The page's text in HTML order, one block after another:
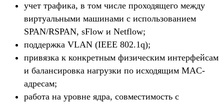
учет трафика, в том числе проходящего между
виртуальными машинами с использованием
SPAN/RSPAN, sFlow и Netflow;
поддержка VLAN (IEEE 802.1q);
привязка к конкретным физическим интерфейсам
и балансировка нагрузки по исходящим MAC-
адресам;
работа на уровне ядра, совместимость с